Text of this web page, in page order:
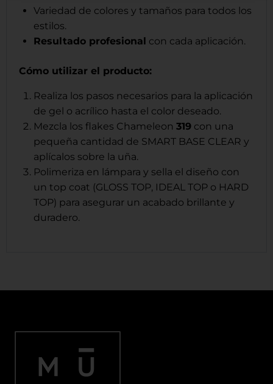
Variedad de colores y tamaños para todos los
estilos.
Resultado profesional con cada aplicación.
Cómo utilizar el producto:
Realiza los pasos necesarios para la aplicación
de gel o acrílico hasta el color deseado.
Mezcla los flakes Chameleon 319 con una
pequeña cantidad de SMART BASE CLEAR y
aplícalos sobre la uña.
Polimeriza en lámpara y sella el diseño con
un top coat (GLOSS TOP, IDEAL TOP o HARD
TOP) para asegurar un acabado brillante y
duradero.